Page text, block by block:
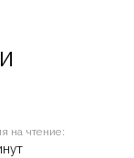
на чтение: